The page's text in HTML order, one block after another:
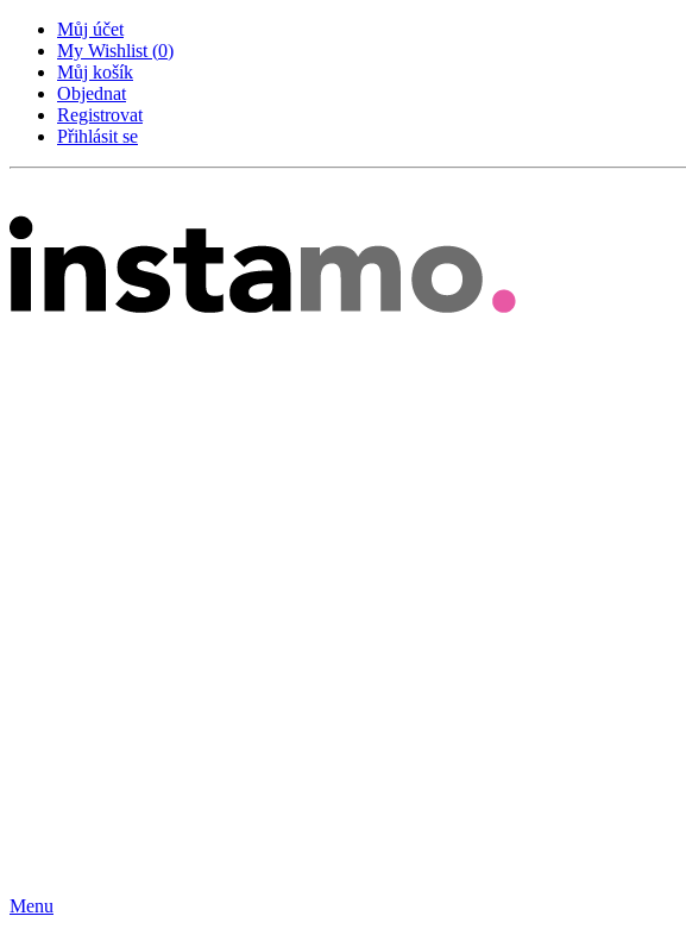
Můj účet
My Wishlist (0)
Můj košík
Objednat
Registrovat
Přihlásit se
Menu